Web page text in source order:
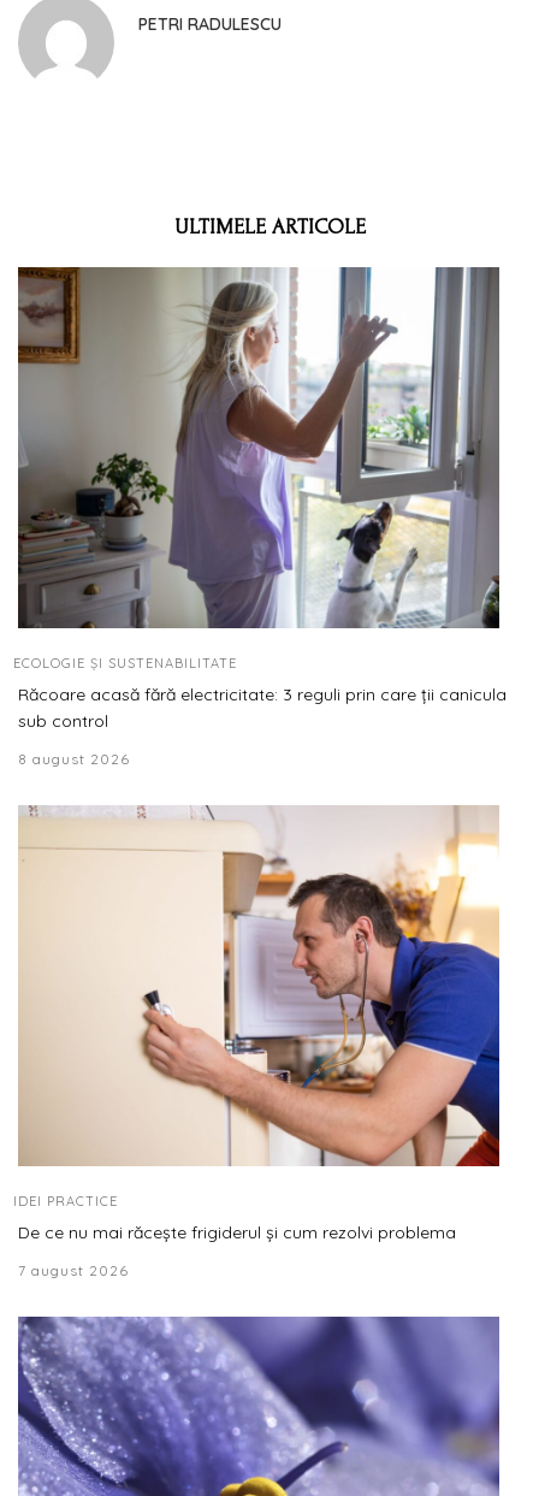
PETRI RADULESCU
ULTIMELE ARTICOLE
ECOLOGIE ȘI SUSTENABILITATE
Răcoare acasă fără electricitate: 3 reguli prin care ții canicula
sub control
8 august 2026
IDEI PRACTICE
De ce nu mai răcește frigiderul și cum rezolvi problema
7 august 2026